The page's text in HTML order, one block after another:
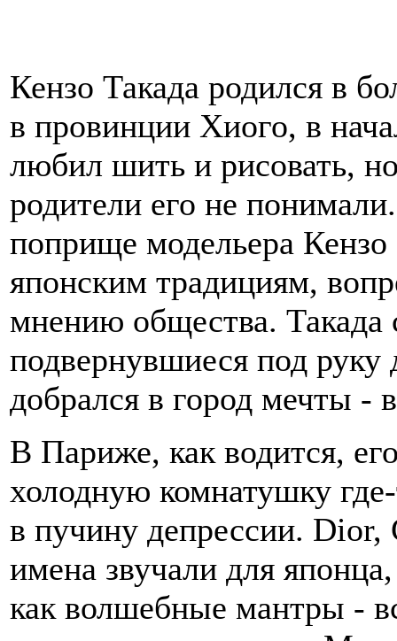
Кензо Такада родился в
в провинции Хиого, в
любил шить и рисовать,
родители его не
поприще модельера Кензо
японским традициям,
мнению общества. Такада
подвернувшиеся под руку
добрался в город мечты -
В Париже, как водится,
холодную комнатушку
в пучину депрессии.
имена звучали для
как волшебные мантры -